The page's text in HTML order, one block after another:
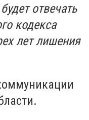
отвечать
кодекса
лет лишения